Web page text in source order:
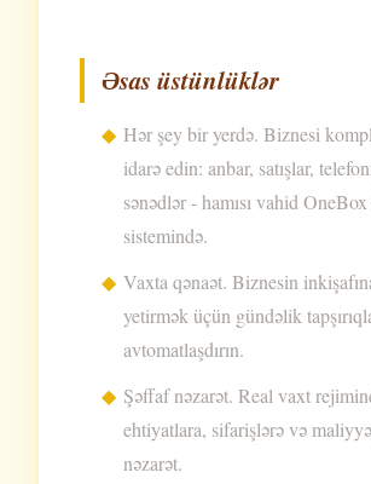
Əsas üstünlüklər
Hər şey bir yerdə. Biznesi
idarə edin: anbar, satışlar,
sənədlər - hamısı vahid
sistemində.
Vaxta qənaət. Biznesin
yetirmək üçün gündəlik
avtomatlaşdırın.
Şəffaf nəzarət. Real vaxt
ehtiyatlara, sifarişlərə və
nəzarət.